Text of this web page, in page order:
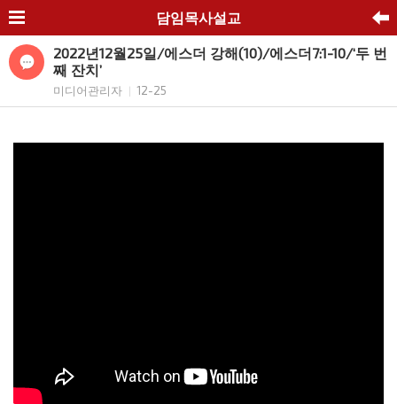
담임목사설교
2022년12월25일/에스더 강해(10)/에스더7:1-10/‘두 번
째 잔치’
미디어관리자 12-25